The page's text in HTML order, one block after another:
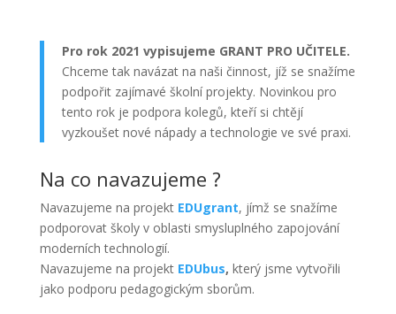
Pro rok 2021 vypisujeme GRANT PRO UČITELE.
Chceme tak navázat na naši činnost, jíž se snažíme
podpořit zajímavé školní projekty. Novinkou pro
tento rok je podpora kolegů, kteří si chtějí
vyzkoušet nové nápady a technologie ve své praxi.
Na co navazujeme ?
Navazujeme na projekt EDUgrant, jímž se snažíme
podporovat školy v oblasti smysluplného zapojování
moderních technologií.
Navazujeme na projekt EDUbus, který jsme vytvořili
jako podporu pedagogickým sborům.